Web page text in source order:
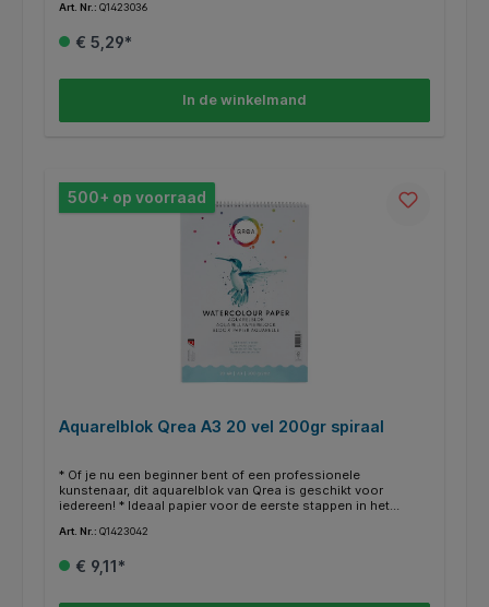
heeft een dubbele spiraal. * Het bevat zuurvrij papier, dat niet
onderkant zorgt voor optimaal gebruiksgemak. * Afmeting:
Art. Nr.: Q1423036
€ 5,29*
In de winkelmand
500+ op voorraad
Aquarelblok Qrea A3 20 vel 200gr spiraal
* Of je nu een beginner bent of een professionele
kunstenaar, dit aquarelblok van Qrea is geschikt voor
iedereen! * Ideaal papier voor de eerste stappen in het
heeft een dubbele spiraal. * Het bevat zuurvrij papier, dat niet
onderkant zorgt voor optimaal gebruiksgemak. * Afmeting:
Art. Nr.: Q1423042
€ 9,11*